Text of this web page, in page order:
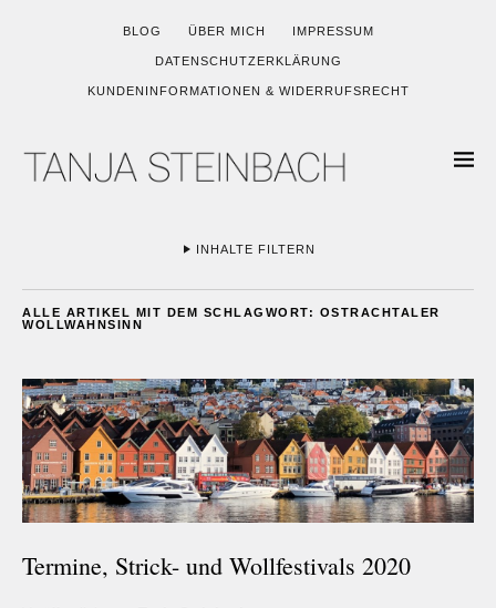
BLOG ÜBER MICH IMPRESSUM
DATENSCHUTZERKLÄRUNG
KUNDENINFORMATIONEN & WIDERRUFSRECHT
INHALTE FILTERN
ALLE ARTIKEL MIT DEM SCHLAGWORT: OSTRACHTALER
WOLLWAHNSINN
Termine, Strick- und Wollfestivals 2020